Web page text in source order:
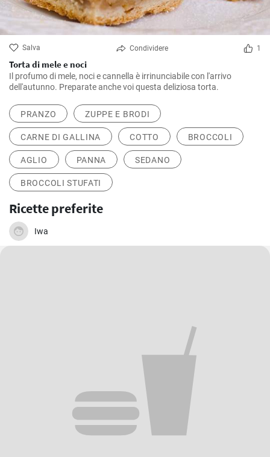
Salva Condividere 1
Torta di mele e noci
Il profumo di mele, noci e cannella è irrinunciabile con l'arrivo
dell'autunno. Preparate anche voi questa deliziosa torta.
PRANZO ZUPPE E BRODI
CARNE DI GALLINA COTTO BROCCOLI
AGLIO PANNA SEDANO
BROCCOLI STUFATI
Ricette preferite
Iwa